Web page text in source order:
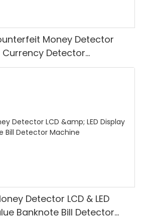
Money Detector
Detector
Detector LCD & LED
Banknote Bill Detector